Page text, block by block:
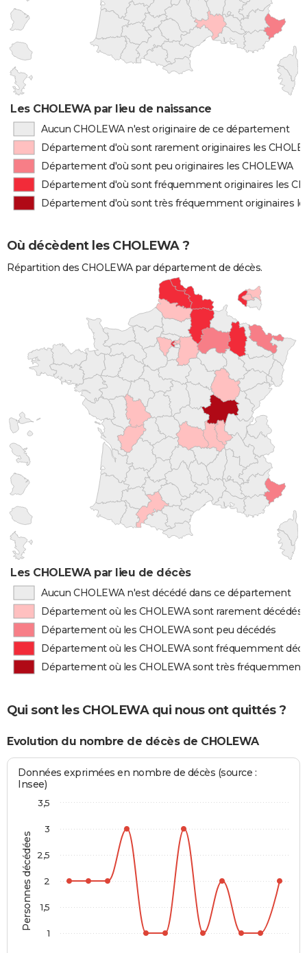
Les CHOLEWA par lieu de naissance
Aucun CHOLEWA n'est originaire de ce département
Département d'où sont rarement originaires les
Département d'où sont peu originaires les CHOLEWA
Département d'où sont fréquemment originaires les
Département d'où sont très fréquemment originaires
Où décèdent les CHOLEWA ?
Répartition des CHOLEWA par département de décès.
Les CHOLEWA par lieu de décès
Aucun CHOLEWA n'est décédé dans ce département
Département où les CHOLEWA sont rarement décédés
Département où les CHOLEWA sont peu décédés
Département où les CHOLEWA sont fréquemment
Département où les CHOLEWA sont très fréquemment
Qui sont les CHOLEWA qui nous ont quittés ?
Evolution du nombre de décès de CHOLEWA
Personnes décédées
Données exprimées en nombre de décès (source :
Insee)
1
1,5
2
2,5
3
3,5